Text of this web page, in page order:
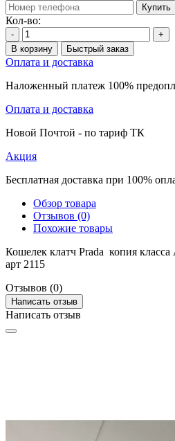
Купить
Кол-во:
-
+
В корзину
Быстрый заказ
Оплата и доставка
Наложенный платеж 100%
Оплата и доставка
Новой Почтой - по тариф ТК
Акция
Бесплатная доставка при 100%
Обзор товара
Отзывов (0)
Похожие товары
Кошелек клатч Prada копия
арт 2115
Отзывов (0)
Написать отзыв
Написать отзыв